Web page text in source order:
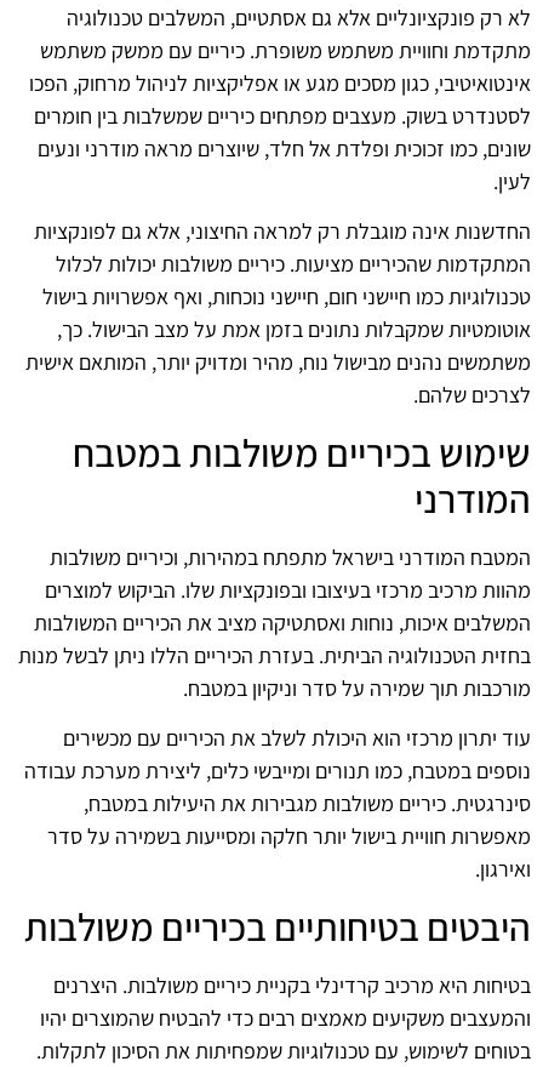
לא רק פונקציונליים אלא גם אסתטיים, המשלבים טכנולוגיה
מתקדמת וחוויית משתמש משופרת. כיריים עם ממשק משתמש
אינטואיטיבי, כגון מסכים מגע או אפליקציות לניהול מרחוק, הפכו
לסטנדרט בשוק. מעצבים מפתחים כיריים שמשלבות בין חומרים
שונים, כמו זכוכית ופלדת אל חלד, שיוצרים מראה מודרני ונעים
לעין.
החדשנות אינה מוגבלת רק למראה החיצוני, אלא גם לפונקציות
המתקדמות שהכיריים מציעות. כיריים משולבות יכולות לכלול
טכנולוגיות כמו חיישני חום, חיישני נוכחות, ואף אפשרויות בישול
אוטומטיות שמקבלות נתונים בזמן אמת על מצב הבישול. כך,
משתמשים נהנים מבישול נוח, מהיר ומדויק יותר, המותאם אישית
לצרכים שלהם.
שימוש בכיריים משולבות במטבח
המודרני
המטבח המודרני בישראל מתפתח במהירות, וכיריים משולבות
מהוות מרכיב מרכזי בעיצובו ובפונקציות שלו. הביקוש למוצרים
המשלבים איכות, נוחות ואסתטיקה מציב את הכיריים המשולבות
בחזית הטכנולוגיה הביתית. בעזרת הכיריים הללו ניתן לבשל מנות
מורכבות תוך שמירה על סדר וניקיון במטבח.
עוד יתרון מרכזי הוא היכולת לשלב את הכיריים עם מכשירים
נוספים במטבח, כמו תנורים ומייבשי כלים, ליצירת מערכת עבודה
סינרגטית. כיריים משולבות מגבירות את היעילות במטבח,
מאפשרות חוויית בישול יותר חלקה ומסייעות בשמירה על סדר
ואירגון.
היבטים בטיחותיים בכיריים משולבות
בטיחות היא מרכיב קרדינלי בקניית כיריים משולבות. היצרנים
והמעצבים משקיעים מאמצים רבים כדי להבטיח שהמוצרים יהיו
בטוחים לשימוש, עם טכנולוגיות שמפחיתות את הסיכון לתקלות.